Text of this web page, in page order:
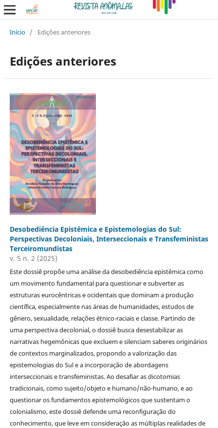
Início / Edições anteriores
Edições anteriores
Desobediência Epistêmica e Epistemologias do Sul:
Perspectivas Decoloniais, Interseccionais e Transfeministas
Terceiromundistas
v. 5 n. 2 (2025)
Este dossiê propõe uma análise da desobediência epistêmica como
um movimento fundamental para questionar e subverter as
estruturas eurocêntricas e ocidentais que dominam a produção
científica, especialmente nas áreas de humanidades, estudos de
gênero, sexualidade, relações étnico-raciais e classe. Partindo de
uma perspectiva decolonial, o dossiê busca desestabilizar as
narrativas hegemônicas que excluem e silenciam saberes originários
de contextos marginalizados, propondo a valorização das
epistemologias do Sul e a incorporação de abordagens
interseccionais e transfeministas. Ao desafiar as dicotomias
tradicionais, como sujeito/objeto e humano/não-humano, e ao
questionar os fundamentos epistemológicos que sustentam o
colonialismo, este dossiê defende uma reconfiguração do
conhecimento, que leve em consideração as múltiplas realidades de